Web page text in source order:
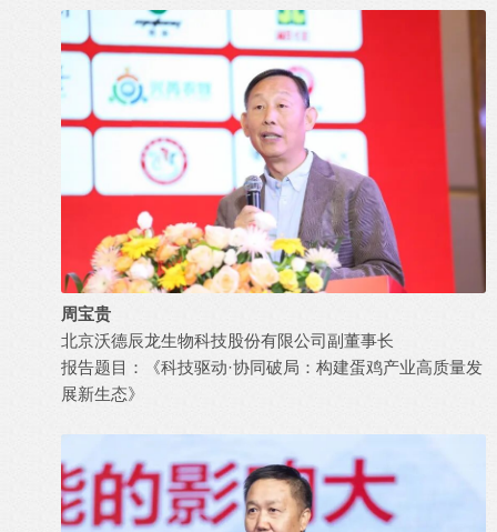
周宝贵
北京沃德辰龙生物科技股份有限公司副董事长
报告题目：《科技驱动·协同破局：构建蛋鸡产业高质量发
展新生态》